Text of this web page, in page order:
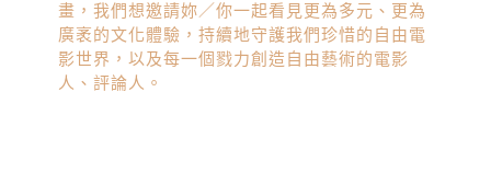
畫，我們想邀請妳／你一起看見更為多元、更為
廣袤的文化體驗，持續地守護我們珍惜的自由電
影世界，以及每一個戮力創造自由藝術的電影
人、評論人。